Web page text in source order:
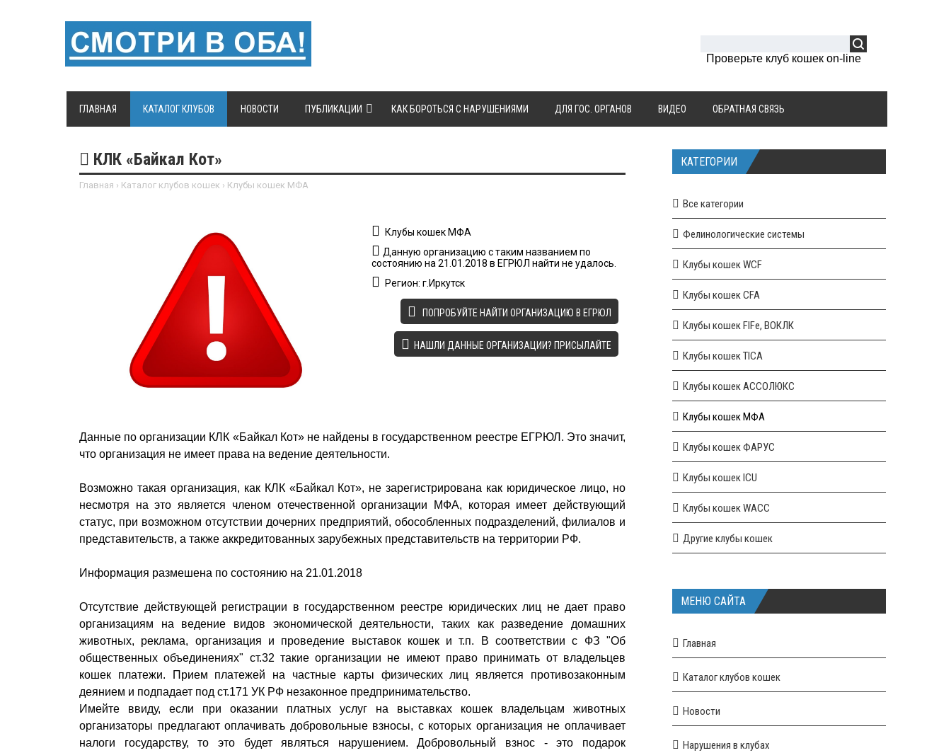
Проверьте клуб кошек on-line
ГЛАВНАЯ КАТАЛОГ КЛУБОВ НОВОСТИ ПУБЛИКАЦИИ КАК БОРОТЬСЯ С НАРУШЕНИЯМИ ДЛЯ ГОС. ОРГАНОВ ВИДЕО ОБРАТНАЯ СВЯЗЬ
КЛК «Байкал Кот»
Главная › Каталог клубов кошек › Клубы кошек МФА
Клубы кошек МФА
Данную организацию с таким названием по
состоянию на 21.01.2018 в ЕГРЮЛ найти не удалось.
Регион: г.Иркутск
ПОПРОБУЙТЕ НАЙТИ ОРГАНИЗАЦИЮ В ЕГРЮЛ
НАШЛИ ДАННЫЕ ОРГАНИЗАЦИИ? ПРИСЫЛАЙТЕ
Данные по организации КЛК «Байкал Кот» не найдены в государственном реестре ЕГРЮЛ. Это значит,
что организация не имеет права на ведение деятельности.
Возможно такая организация, как КЛК «Байкал Кот», не зарегистрирована как юридическое лицо, но
несмотря на это является членом отечественной организации МФА, которая имеет действующий
статус, при возможном отсутствии дочерних предприятий, обособленных подразделений, филиалов и
представительств, а также аккредитованных зарубежных представительств на территории РФ.
Информация размешена по состоянию на 21.01.2018
Отсутствие действующей регистрации в государственном реестре юридических лиц не дает право
организациям на ведение видов экономической деятельности, таких как разведение домашних
животных, реклама, организация и проведение выставок кошек и т.п. В соответствии с ФЗ "Об
общественных объединениях" ст.32 такие организации не имеют право принимать от владельцев
кошек платежи. Прием платежей на частные карты физических лиц является противозаконным
деянием и подпадает под ст.171 УК РФ незаконное предпринимательство.
Имейте ввиду, если при оказании платных услуг на выставках кошек владельцам животных
организаторы предлагают оплачивать добровольные взносы, с которых организация не оплачивает
налоги государству, то это будет являться нарушением. Добровольный взнос - это подарок
КАТЕГОРИИ
Все категории
Фелинологические системы
Клубы кошек WCF
Клубы кошек CFA
Клубы кошек FIFe, ВОКЛК
Клубы кошек TICA
Клубы кошек АССОЛЮКС
Клубы кошек МФА
Клубы кошек ФАРУС
Клубы кошек ICU
Клубы кошек WACC
Другие клубы кошек
МЕНЮ САЙТА
Главная
Каталог клубов кошек
Новости
Нарушения в клубах